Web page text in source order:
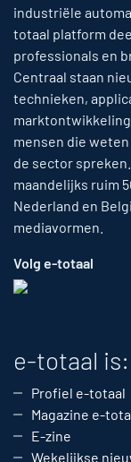
industriële
totaal platform
professionals en
Centraal staan
technieken,
mensen die
de sector
maandelijks ruim
Nederland en
mediavormen.
Volg e-totaal
e-totaal is:
Profiel e-totaal
Magazine e-
E-zine
Wekelijkse